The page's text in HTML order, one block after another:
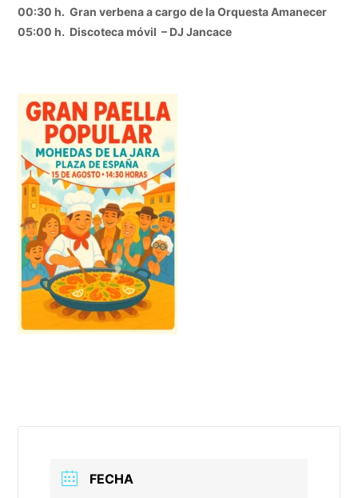
00:30 h. Gran verbena a cargo de la Orquesta Amanecer
05:00 h. Discoteca móvil – DJ Jancace
FECHA